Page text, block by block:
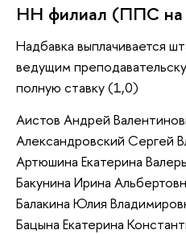
НН филиал (ППС на
Надбавка выплачивается
ведущим
полную ставку (1,0)
Аистов Андрей
Александровский Сергей
Артюшина Екатерина
Бакунина Ирина
Балакина Юлия
Бацына Екатерина